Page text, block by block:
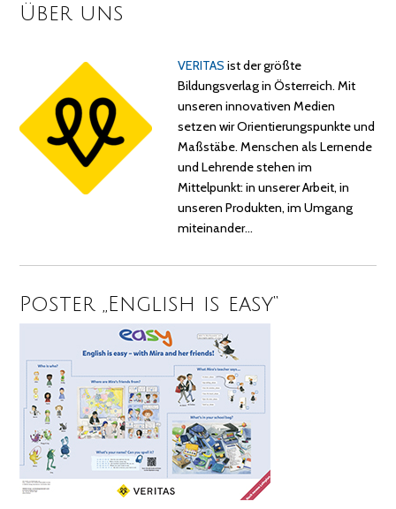
Über uns
VERITAS ist der größte
Bildungsverlag in Österreich. Mit
unseren innovativen Medien
setzen wir Orientierungspunkte und
Maßstäbe. Menschen als Lernende
und Lehrende stehen im
Mittelpunkt: in unserer Arbeit, in
unseren Produkten, im Umgang
miteinander…
Poster „English is easy“